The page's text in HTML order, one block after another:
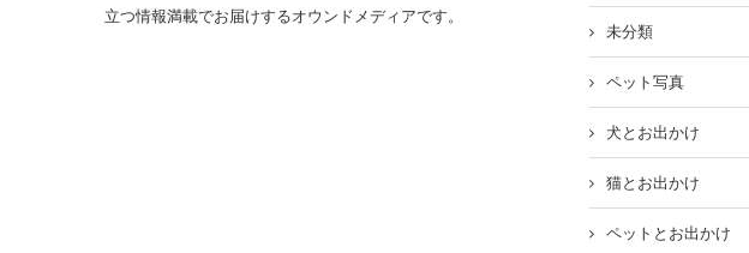
立つ情報満載でお届けするオウンドメディアです。
未分類
ペット写真
犬とお出かけ
猫とお出かけ
ペットとお出かけ